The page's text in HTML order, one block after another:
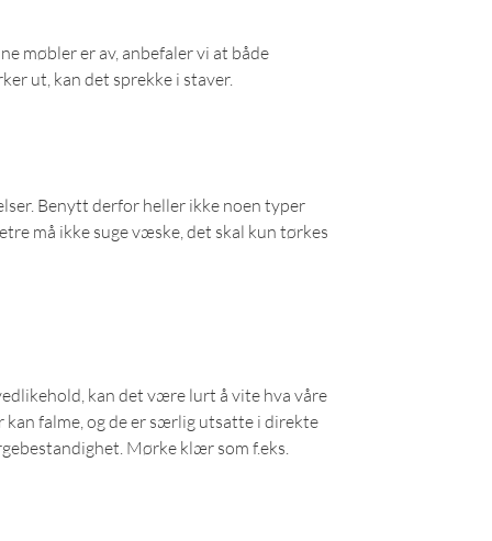
møbler er av, anbefaler vi at både
ut, kan det sprekke i staver.
Benytt derfor heller ikke noen typer
må ikke suge væske, det skal kun tørkes
kan det være lurt å vite hva våre
falme, og de er særlig utsatte i direkte
Mørke klær som f.eks.